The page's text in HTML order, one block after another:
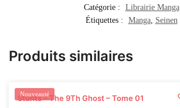
Catégorie :
Librairie Manga
Étiquettes :
Manga, Seinen
Produits similaires
Nouveauté
Stunts – The 9Th Ghost – Tome 01